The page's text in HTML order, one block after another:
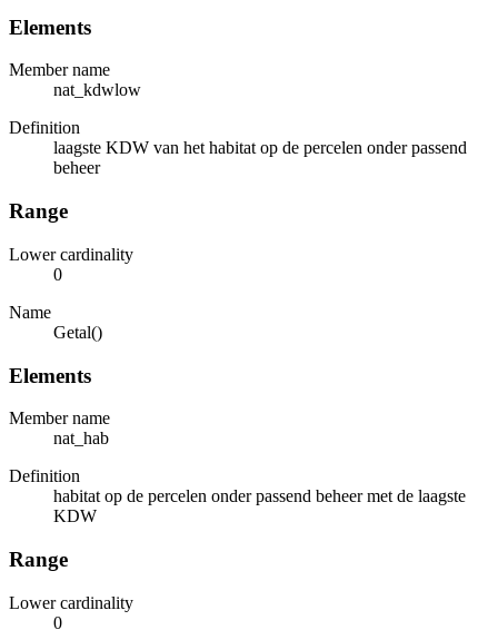
Elements
Member name
nat_kdwlow
Definition
laagste KDW van het habitat op de percelen onder passend
beheer
Range
Lower cardinality
0
Name
Getal()
Elements
Member name
nat_hab
Definition
habitat op de percelen onder passend beheer met de laagste
KDW
Range
Lower cardinality
0